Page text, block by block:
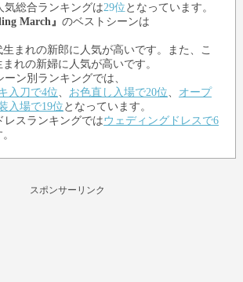
総合ランキングは29位 となっています。
March』 のベストシーンは
生まれの新郎に人気が高いです。また、こ
れの新婦に人気が高いです。
ン別ランキングでは、
入刀で4位 お色直し入場で20位
オープ
入場で19位 となっています。
スランキングではウェディングドレスで6
スポンサーリンク